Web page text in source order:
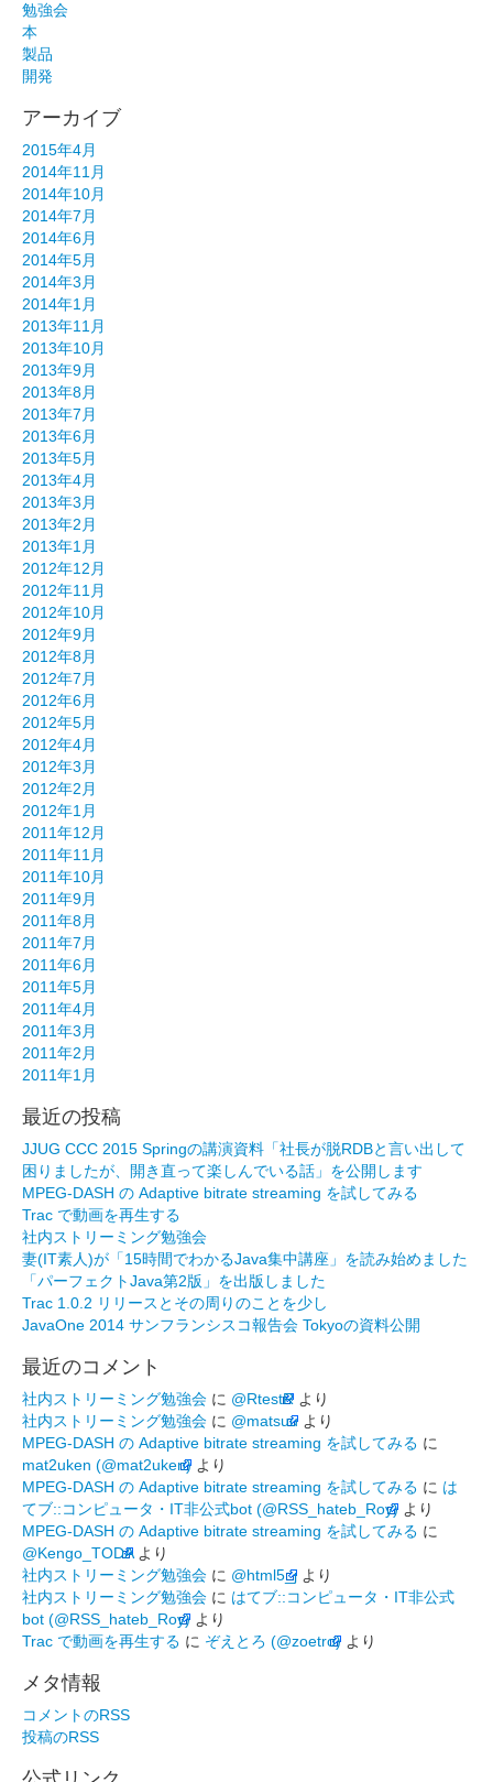
勉強会
本
製品
開発
アーカイブ
2015年4月
2014年11月
2014年10月
2014年7月
2014年6月
2014年5月
2014年3月
2014年1月
2013年11月
2013年10月
2013年9月
2013年8月
2013年7月
2013年6月
2013年5月
2013年4月
2013年3月
2013年2月
2013年1月
2012年12月
2012年11月
2012年10月
2012年9月
2012年8月
2012年7月
2012年6月
2012年5月
2012年4月
2012年3月
2012年2月
2012年1月
2011年12月
2011年11月
2011年10月
2011年9月
2011年8月
2011年7月
2011年6月
2011年5月
2011年4月
2011年3月
2011年2月
2011年1月
最近の投稿
JJUG CCC 2015 Springの講演資料「社長が脱RDBと言い出して
困りましたが、開き直って楽しんでいる話」を公開します
MPEG-DASH の Adaptive bitrate streaming を試してみる
Trac で動画を再生する
社内ストリーミング勉強会
妻(IT素人)が「15時間でわかるJava集中講座」を読み始めました
「パーフェクトJava第2版」を出版しました
Trac 1.0.2 リリースとその周りのことを少し
JavaOne 2014 サンフランシスコ報告会 Tokyoの資料公開
最近のコメント
社内ストリーミング勉強会 に @RtestR より
社内ストリーミング勉強会 に @matsuu より
MPEG-DASH の Adaptive bitrate streaming を試してみる に
mat2uken (@mat2uken) より
MPEG-DASH の Adaptive bitrate streaming を試してみる に は
てブ::コンピュータ・IT非公式bot (@RSS_hateb_Roy) より
MPEG-DASH の Adaptive bitrate streaming を試してみる に
@Kengo_TODAより
社内ストリーミング勉強会 に @html5_j より
社内ストリーミング勉強会 に はてブ::コンピュータ・IT非公式
bot (@RSS_hateb_Roy) より
Trac で動画を再生する に ぞえとろ (@zoetro) より
メタ情報
コメントのRSS
投稿のRSS